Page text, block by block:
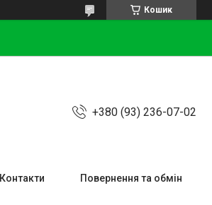
Кошик
+380 (93) 236-07-02
Контакти Повернення та обмін